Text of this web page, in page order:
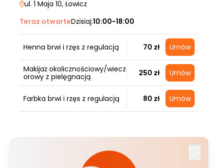
ul. 1 Maja 10, Łowicz
Teraz otwarteDzisiaj:10:00-18:00
Henna brwi i rzęs z regulacją 70 zł Umów
Makijaż okolicznościowy/wiecz
orowy z pielęgnacją
250 zł Umów
Farbka brwi i rzęs z regulacją 80 zł Umów